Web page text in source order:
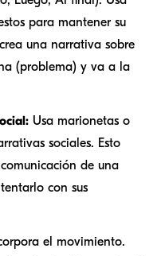
para mantener su
una narrativa sobre
(problema) y va a la
Usa marionetas o
sociales. Esto
de una
con sus
el movimiento.